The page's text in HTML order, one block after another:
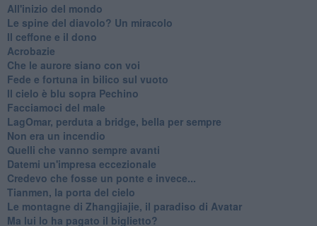
All'inizio del mondo
Le spine del diavolo? Un miracolo
Il ceffone e il dono
Acrobazie
Che le aurore siano con voi
Fede e fortuna in bilico sul vuoto
Il cielo è blu sopra Pechino
Facciamoci del male
LagOmar, perduta a bridge, bella per sempre
Non era un incendio
Quelli che vanno sempre avanti
Datemi un'impresa eccezionale
Credevo che fosse un ponte e invece...
Tianmen, la porta del cielo
Le montagne di Zhangjiajie, il paradiso di Avatar
Ma lui lo ha pagato il biglietto?